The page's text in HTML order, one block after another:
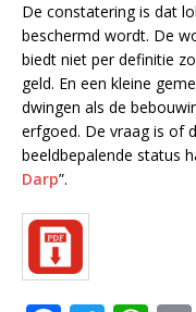
De constatering is dat
beschermd wordt. De
biedt niet per definitie
geld. En een kleine
dwingen als de
erfgoed. De vraag is of
beeldbepalende status
Darp”.